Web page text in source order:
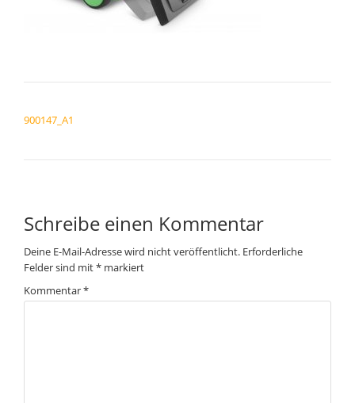
900147_A1
Schreibe einen Kommentar
Deine E-Mail-Adresse wird nicht veröffentlicht. Erforderliche
Felder sind mit* markiert
Kommentar*